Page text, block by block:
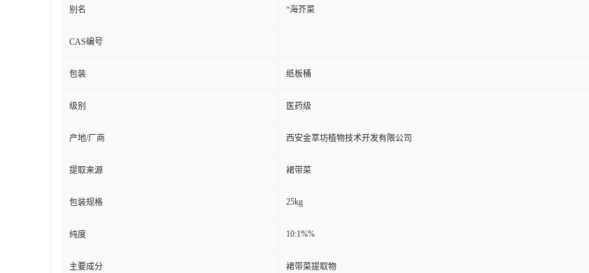
别名 “海芥菜
CAS编号
包装 纸板桶
级别 医药级
产地/厂商 西安金萃坊植物技术开发有限公司
提取来源 裙带菜
包装规格 25kg
纯度 10:1%%
主要成分 裙带菜提取物